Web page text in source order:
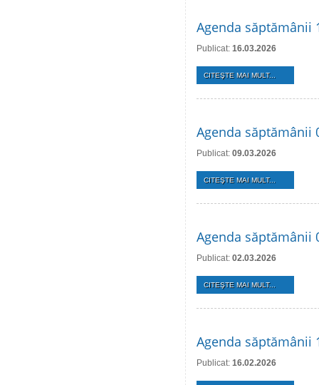
Agenda săptămânii
Publicat: 16.03.2026
CITEŞTE MAI MULT...
Agenda săptămânii
Publicat: 09.03.2026
CITEŞTE MAI MULT...
Agenda săptămânii
Publicat: 02.03.2026
CITEŞTE MAI MULT...
Agenda săptămânii
Publicat: 16.02.2026